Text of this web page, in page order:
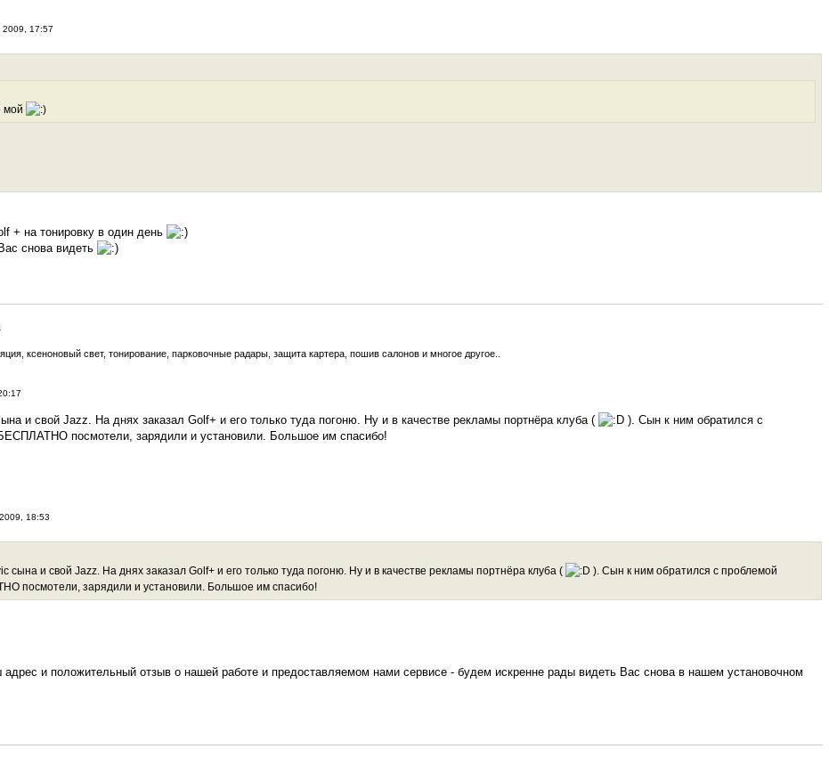
17:57
мой
+ на тонировку в один день
снова видеть
ксеноновый свет, тонирование, парковочные радары, защита картера, пошив салонов и многое другое..
и свой Jazz. На днях заказал Golf+ и его только туда погоню. Ну и в качестве рекламы портнёра клуба (
). Сын к ним обратился с
посмотели, зарядили и установили. Большое им спасибо!
18:53
сына и свой Jazz. На днях заказал Golf+ и его только туда погоню. Ну и в качестве рекламы портнёра клуба (
). Сын к ним обратился с проблемой
посмотели, зарядили и установили. Большое им спасибо!
и положительный отзыв о нашей работе и предоставляемом нами сервисе - будем искренне рады видеть Вас снова в нашем установочном